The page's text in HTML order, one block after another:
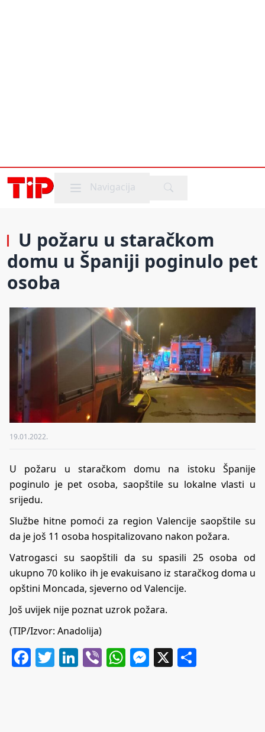
Mobile menu
Navigacija
U požaru u staračkom
domu u Španiji poginulo pet
osoba
19.01.2022.
U požaru u staračkom domu na istoku Španije
poginulo je pet osoba, saopštile su lokalne vlasti u
srijedu.
Službe hitne pomoći za region Valencije saopštile su
da je još 11 osoba hospitalizovano nakon požara.
Vatrogasci su saopštili da su spasili 25 osoba od
ukupno 70 koliko ih je evakuisano iz staračkog doma u
opštini Moncada, sjeverno od Valencije.
Još uvijek nije poznat uzrok požara.
(TIP/Izvor: Anadolija)
Facebook
Twitter
LinkedIn
ViberWhatsApp
Messenger
X